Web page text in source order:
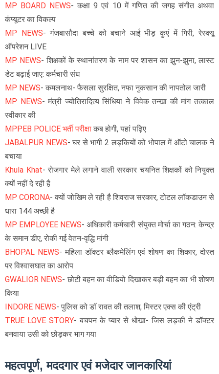
MP BOARD NEWS- कक्षा 9 एवं 10 में गणित की जगह संगीत अथवा
कंप्यूटर का विकल्प
MP NEWS- गंजबासौदा बच्चे को बचाने आई भीड़ कुएं में गिरी, रेस्क्यू
ऑपरेशन LIVE
MP NEWS- शिक्षकों के स्थानांतरण के नाम पर शासन का झुन-झुना, लास्ट
डेट बढ़ाई जाए: कर्मचारी संघ
MP NEWS- कमलनाथ- फैसला सुरक्षित, नफा नुकसान की नापतोल जारी
MP NEWS- मंत्री ज्योतिरादित्य सिंधिया ने विवेक तन्खा की मांग तत्काल
स्वीकार की
MPPEB POLICE भर्ती परीक्षा कब होगी, यहां पढ़िए
JABALPUR NEWS- घर से भागी 2 लड़कियों को भोपाल में ऑटो चालक ने
बचाया
Khula Khat- रोजगार मेले लगाने वाली सरकार चयनित शिक्षकों को नियुक्त
क्यों नहीं दे रही है
MP CORONA- क्यों जोखिम ले रही है शिवराज सरकार, टोटल लॉकडाउन से
धारा 144 अच्छी है
MP EMPLOYEE NEWS- अधिकारी कर्मचारी संयुक्त मोर्चा का गठन: केन्द्र
के समान डीए, रोकी गई वेतन-वृद्धि मांगी
BHOPAL NEWS- महिला डॉक्टर ब्लैकमेलिंग एवं शोषण का शिकार, दोस्त
पर विश्वासघात का आरोप
GWALIOR NEWS- छोटी बहन का वीडियो दिखाकर बड़ी बहन का भी शोषण
किया
INDORE NEWS- पुलिस को डॉ रावत की तलाश, मिस्टर एक्स की एंट्री
TRUE LOVE STORY- बचपन के प्यार से धोखा- जिस लड़की ने डॉक्टर
बनवाया उसी को छोड़कर भाग गया
महत्वपूर्ण, मददगार एवं मजेदार जानकारियां